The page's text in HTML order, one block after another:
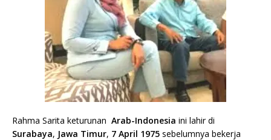
Rahma Sarita keturunan Arab-Indonesia ini lahir di
Surabaya, Jawa Timur, 7 April 1975 sebelumnya bekerja